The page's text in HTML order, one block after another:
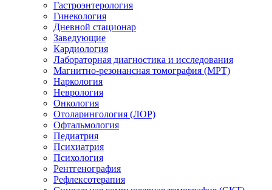
Гастроэнтерология
Гинекология
Дневной стационар
Заведующие
Кардиология
Лабораторная диагностика и исследования
Магнитно-резонансная томография (МРТ)
Наркология
Неврология
Онкология
Отоларингология (ЛОР)
Офтальмология
Педиатрия
Психиатрия
Психология
Рентгенография
Рефлексотерапия